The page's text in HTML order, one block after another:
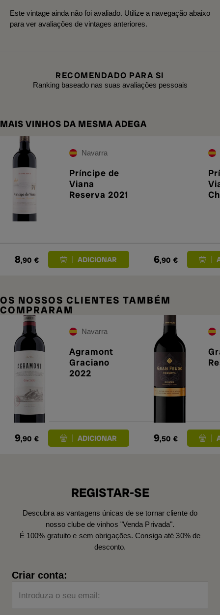
Este vintage ainda não foi avaliado. Utilize a navegação abaixo
para ver avaliações de vintages anteriores.
RECOMENDADO PARA SI
Ranking baseado nas suas avaliações pessoais
MAIS VINHOS DA MESMA ADEGA
Navarra
Príncipe de
Viana
Reserva 2021
8,90 € 6,90 €
OS NOSSOS CLIENTES TAMBÉM
COMPRARAM
Navarra
Agramont
Graciano
2022
9,90 € 9,50 €
REGISTAR-SE
Descubra as vantagens únicas de se tornar cliente do
nosso clube de vinhos "Venda Privada".
É 100% gratuito e sem obrigações. Consiga até 30% de
desconto.
Criar conta:
Introduza o seu email: